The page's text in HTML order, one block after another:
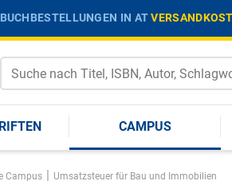
BUCHBESTELLUNGEN IN AT
CAMPUS
Campus | Umsatzsteuer für Bau und Immobilien